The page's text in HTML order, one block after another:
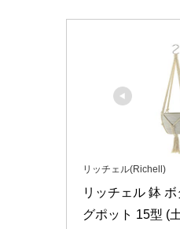
リッチェル(Richell)
リッチェル 鉢
グポット 15型 (